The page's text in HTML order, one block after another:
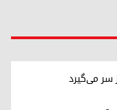
سر می‌گیرد